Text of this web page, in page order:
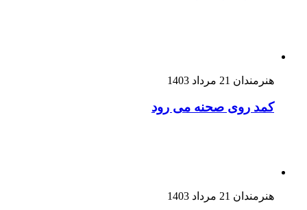
هنرمندان 21 مرداد 1403
کمد روی صحنه می رود
هنرمندان 21 مرداد 1403